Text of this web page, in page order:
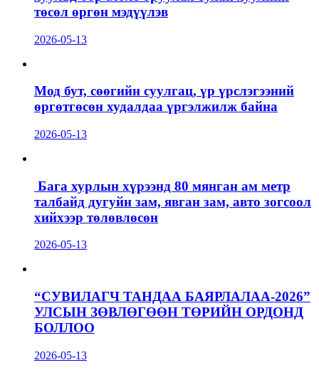
төсөл өргөн мэдүүлэв
2026-05-13
Мод бут, сөөгийн суулгац, үр үрслэгээний
өргөтгөсөн худалдаа үргэлжилж байна
2026-05-13
Бага хурлын хүрээнд 80 мянган ам метр
талбайд дугуйн зам, явган зам, авто зогсоол
хийхээр төлөвлөсөн
2026-05-13
“СУВИЛАГЧ ТАНДАА БАЯРЛАЛАА-2026”
УЛСЫН ЗӨВЛӨГӨӨН ТӨРИЙН ОРДОНД
БОЛЛОО
2026-05-13